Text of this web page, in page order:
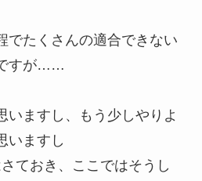
でたくさんの適合できない
すが……
いますし、もう少しやりよ
いますし
ておき、ここではそうし